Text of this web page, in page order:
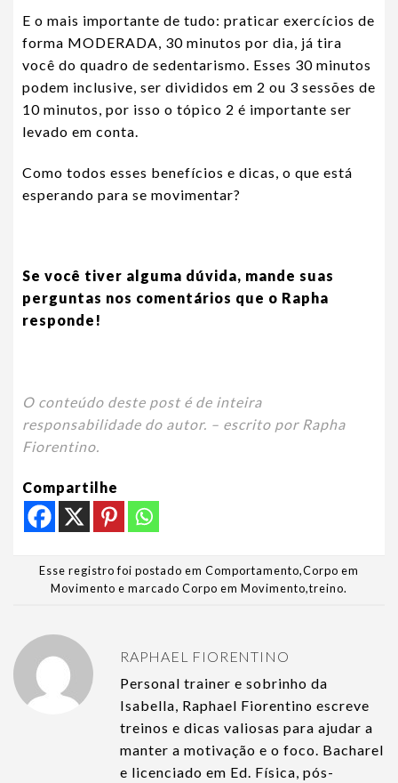
E o mais importante de tudo: praticar exercícios de
forma MODERADA, 30 minutos por dia, já tira
você do quadro de sedentarismo. Esses 30 minutos
podem inclusive, ser divididos em 2 ou 3 sessões de
10 minutos, por isso o tópico 2 é importante ser
levado em conta.
Como todos esses benefícios e dicas, o que está
esperando para se movimentar?
Se você tiver alguma dúvida, mande suas
perguntas nos comentários que o Rapha
responde!
O conteúdo deste post é de inteira
responsabilidade do autor. – escrito por Rapha
Fiorentino.
Compartilhe
Esse registro foi postado em Comportamento,Corpo em
Movimento e marcado Corpo em Movimento,treino.
RAPHAEL FIORENTINO
Personal trainer e sobrinho da
Isabella, Raphael Fiorentino escreve
treinos e dicas valiosas para ajudar a
manter a motivação e o foco. Bacharel
e licenciado em Ed. Física, pós-